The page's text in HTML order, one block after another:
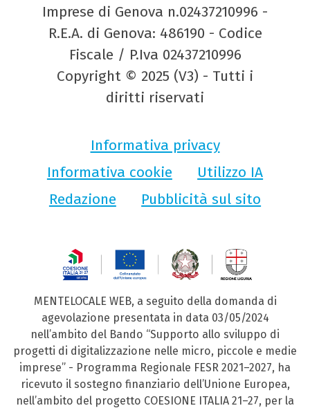
Imprese di Genova n.02437210996 -
R.E.A. di Genova: 486190 - Codice
Fiscale / P.Iva 02437210996
Copyright © 2025 (V3) - Tutti i
diritti riservati
Informativa privacy
Informativa cookie
Utilizzo IA
Redazione
Pubblicità sul sito
MENTELOCALE WEB, a seguito della domanda di
agevolazione presentata in data 03/05/2024
nell’ambito del Bando “Supporto allo sviluppo di
progetti di digitalizzazione nelle micro, piccole e medie
imprese” - Programma Regionale FESR 2021–2027, ha
ricevuto il sostegno finanziario dell’Unione Europea,
nell’ambito del progetto COESIONE ITALIA 21–27, per la